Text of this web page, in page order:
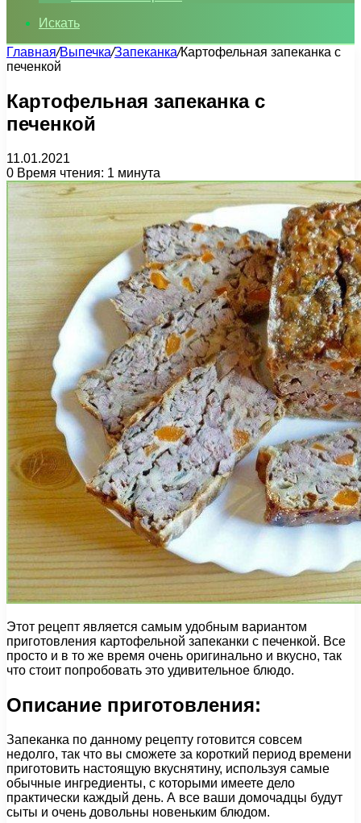
Искать
Главная/Выпечка/Запеканка/Картофельная запеканка с
печенкой
Картофельная запеканка с
печенкой
11.01.2021
0 Время чтения: 1 минута
Этот рецепт является самым удобным вариантом
приготовления картофельной запеканки с печенкой. Все
просто и в то же время очень оригинально и вкусно, так
что стоит попробовать это удивительное блюдо.
Описание приготовления:
Запеканка по данному рецепту готовится совсем
недолго, так что вы сможете за короткий период времени
приготовить настоящую вкуснятину, используя самые
обычные ингредиенты, с которыми имеете дело
практически каждый день. А все ваши домочадцы будут
сыты и очень довольны новеньким блюдом.